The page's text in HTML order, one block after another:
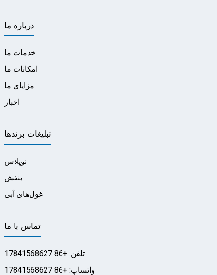
درباره ما
خدمات ما
امکانات ما
مزایای ما
اخبار
تبلیغات برندها
نوپلاس
بنفش
غول‌های آبی
تماس با ما
تلفن: +86 17841568627
واتساپ: +86 17841568627